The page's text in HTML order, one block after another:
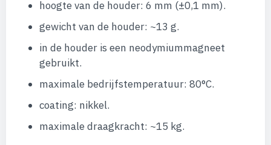
hoogte van de houder: 6 mm (±0,1 mm).
gewicht van de houder: ~13 g.
in de houder is een neodymiummagneet
gebruikt.
maximale bedrijfstemperatuur: 80°C.
coating: nikkel.
maximale draagkracht: ~15 kg.